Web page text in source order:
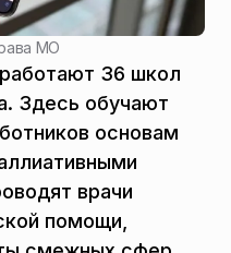
МО
36 школ
Здесь обучают
основам
врачи
помощи,